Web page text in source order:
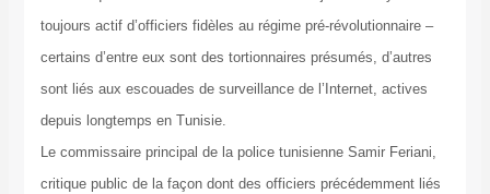
toujours actif d’officiers fidèles au régime pré-révolutionnaire –
certains d’entre eux sont des tortionnaires présumés, d’autres
sont liés aux escouades de surveillance de l’Internet, actives
depuis longtemps en Tunisie.
Le commissaire principal de la police tunisienne Samir Feriani,
critique public de la façon dont des officiers précédemment liés